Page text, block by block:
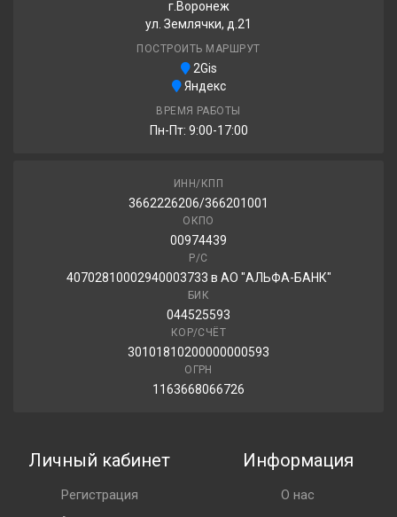
г.Воронеж
ул. Землячки, д.21
ПОСТРОИТЬ МАРШРУТ
2Gis
Яндекс
ВРЕМЯ РАБОТЫ
Пн-Пт: 9:00-17:00
ИНН/КПП
3662226206/366201001
ОКПО
00974439
Р/С
40702810002940003733 в АО "АЛЬФА-БАНК"
БИК
044525593
КОР/СЧЁТ
30101810200000000593
ОГРН
1163668066726
Личный кабинет
Регистрация
Информация
О нас